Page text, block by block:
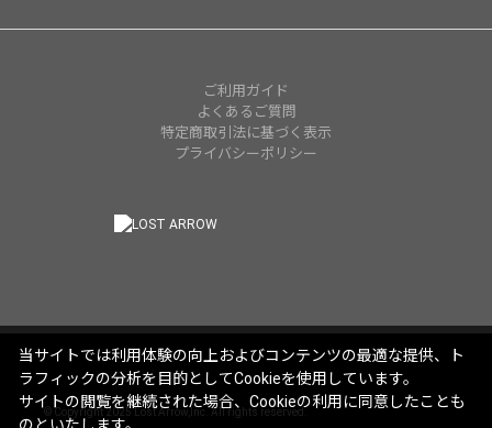
ご利用ガイド
よくあるご質問
特定商取引法に基づく表示
プライバシーポリシー
© Copyright 2025 Lost Arrow,Inc. All rights reserved.
当サイトでは利用体験の向上およびコンテンツの最適な提供、ト
ラフィックの分析を目的としてCookieを使用しています。
サイトの閲覧を継続された場合、Cookieの利用に同意したことも